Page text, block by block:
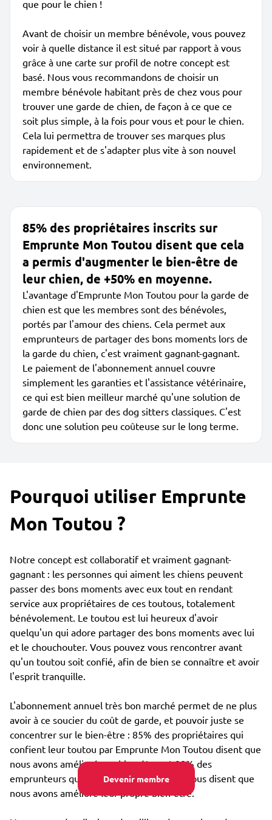
Devenir membre
que pour le chien !
Avant de choisir un membre bénévole, vous pouvez
voir à quelle distance il est situé par rapport à vous
grâce à une carte sur profil de notre concept est
basé. Nous vous recommandons de choisir un
membre bénévole habitant près de chez vous pour
trouver une garde de chien, de façon à ce que ce
soit plus simple, à la fois pour vous et pour le chien.
Cela lui permettra de trouver ses marques plus
rapidement et de s'adapter plus vite à son nouvel
environnement.
85% des propriétaires inscrits sur
Emprunte Mon Toutou disent que cela
a permis d'augmenter le bien-être de
leur chien, de +50% en moyenne.
L'avantage d'Emprunte Mon Toutou pour la garde de
chien est que les membres sont des bénévoles,
portés par l'amour des chiens. Cela permet aux
emprunteurs de partager des bons moments lors de
la garde du chien, c'est vraiment gagnant-gagnant.
Le paiement de l'abonnement annuel couvre
simplement les garanties et l'assistance vétérinaire,
ce qui est bien meilleur marché qu'une solution de
garde de chien par des dog sitters classiques. C'est
donc une solution peu coûteuse sur le long terme.
Pourquoi utiliser Emprunte
Mon Toutou ?
Notre concept est collaboratif et vraiment gagnant-
gagnant : les personnes qui aiment les chiens peuvent
passer des bons moments avec eux tout en rendant
service aux propriétaires de ces toutous, totalement
bénévolement. Le toutou est lui heureux d'avoir
quelqu'un qui adore partager des bons moments avec lui
et le chouchouter. Vous pouvez vous rencontrer avant
qu'un toutou soit confié, afin de bien se connaître et avoir
l'esprit tranquille.
L'abonnement annuel très bon marché permet de ne plus
avoir à ce soucier du coût de garde, et pouvoir juste se
concentrer sur le bien-être : 85% des propriétaires qui
confient leur toutou par Emprunte Mon Toutou disent que
nous avons amélioré son bien-être, et 98% des
emprunteurs qui s'occupent d'un toutou nous disent que
nous avons amélioré leur propre bien-être.